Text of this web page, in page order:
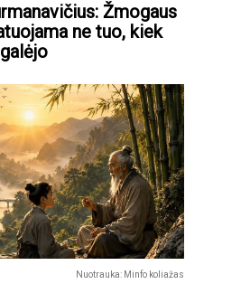
Žmogaus
ne tuo, kiek
Nuotrauka: Minfo koliažas